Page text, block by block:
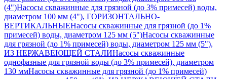
(4")Насосы скважинные для грязной (до 3% примесей) воды,
диаметром 100 мм (4"), ГОРИЗОНТАЛЬНО-
ВЕРТИКАЛЬНЫЕНасосы скважинные для грязной (до 1%
примесей) воды, диаметром 125 мм (5")Насосы скважинные
для грязной (до 1% примесей) воды, диаметром 125 мм (5"),
ИЗ НЕРЖАВЕЮЩЕЙ СТАЛИНасосы скважинные
однофазные для грязной воды (до 3% примесей), диаметром
130 ммНасосы скважинные для грязной (до 1% примесей)